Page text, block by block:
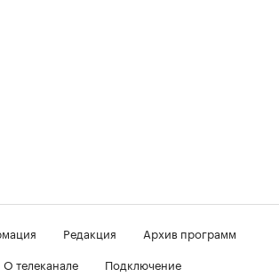
Редакция
Архив программ
О телеканале
Подключение